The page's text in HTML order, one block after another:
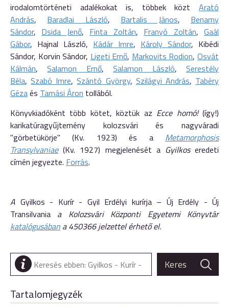
irodalomtörténeti adalékokat is, többek közt Arató
András, Baradlai László, Bartalis János, Benamy
Sándor, Dsida Jenő, Finta Zoltán, Franyó Zoltán,Gaál
Gábor, Hajnal László, Kádár Imre, Károly Sándor, Kibédi
Sándor, Korvin Sándor, Ligeti Ernő, Markovits Rodion,Osvát
Kálmán,Salamon Ernő,Salamon László,Serestély
Béla,Szabó Imre,Szántó György, Szilágyi András, Tabéry
Gézaés Tamási Áron tollából.
Könyvkiadóként több kötet, köztük az Ecce homó!(így!)
karikatúragyűjtemény kolozsvári és nagyváradi
"görbetükörje" (Kv. 1923) és a Metamorphosis
Transylvaniae(Kv. 1927) megjelenését a Gyilkoseredeti
címén jegyezte. Forrás.
A Gyilkos - Kurír - Gyil Erdélyi kurírja – Új Erdély - Új
Transilvania a Kolozsvári Központi Egyetemi Könyvtár
katalógusában a 450366 jelzettel érhető el.
Tartalomjegyzék